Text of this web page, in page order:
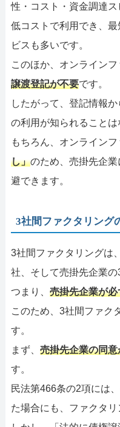
性・コスト・資金調達ス
低コストで利用でき、
ビスも多いです。
このほか、オンライン
譲渡登記が不要です。
したがって、登記情報
の利用が知られることは
もちろん、オンライン
し」のため、売掛先企
避できます。
3社間ファクタリング
3社間ファクタリングは
社、そして売掛先企業の
つまり、 売掛先企業が必
このため、3社間ファク
す。
まず、 売掛先企業の同
す。
民法第466条の2項には
た場合にも、ファクタリ